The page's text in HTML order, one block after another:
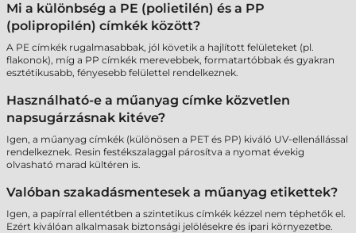
Mi a különbség a PE (polietilén) és a PP
(polipropilén) címkék között?
A PE címkék rugalmasabbak, jól követik a hajlított felületeket (pl.
flakonok), míg a PP címkék merevebbek, formatartóbbak és gyakran
esztétikusabb, fényesebb felülettel rendelkeznek.
Használható-e a műanyag címke közvetlen
napsugárzásnak kitéve?
Igen, a műanyag címkék (különösen a PET és PP) kiváló UV-ellenállással
rendelkeznek. Resin festékszalaggal párosítva a nyomat évekig
olvasható marad kültéren is.
Valóban szakadásmentesek a műanyag etikettek?
Igen, a papírral ellentétben a szintetikus címkék kézzel nem téphetők el.
Ezért kiválóan alkalmasak biztonsági jelölésekre és ipari környezetbe.